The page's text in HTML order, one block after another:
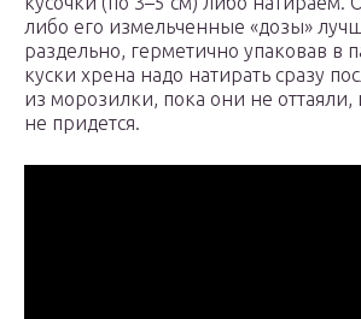
либо его измельченные «дозы»
раздельно, герметично упаковав в
куски хрена надо натирать сразу
из морозилки, пока они не оттаяли,
не придется.